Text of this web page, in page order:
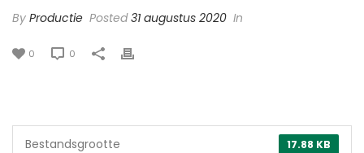
By Productie Posted31 augustus 2020 In
0 0
17.88 KB
Bestandsgrootte